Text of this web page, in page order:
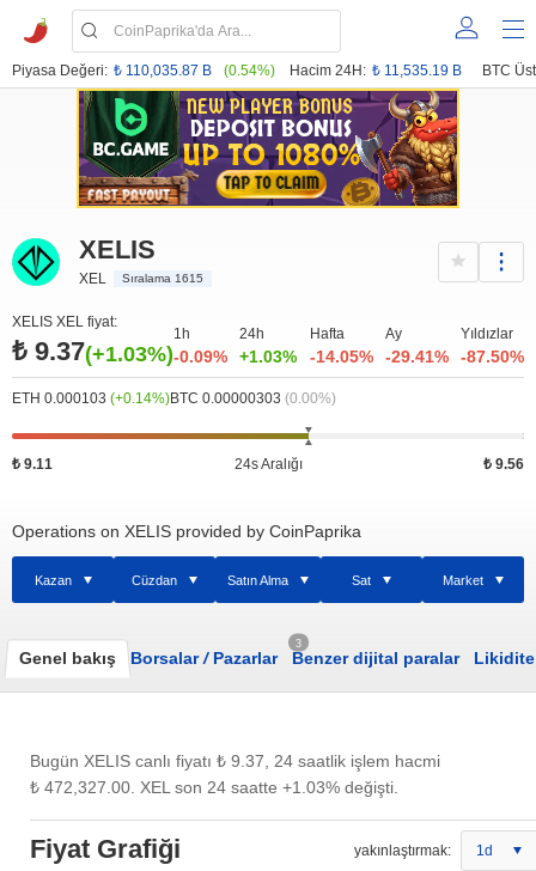
Piyasa Değeri: ₺ 110,035.87 B (0.54%) Hacim 24H: ₺ 11,535.19 B BTC
XELIS
XEL Sıralama 1615
XELIS XEL fiyat:
₺ 9.37(+1.03%)
1h
-0.09%
24h
+1.03%
Hafta
-14.05%
Ay
-29.41%
Yıldızlar
-87.50%
ETH 0.000103 (+0.14%)BTC 0.00000303 (0.00%)
₺ 9.11 24s Aralığı ₺ 9.56
Operations on XELIS provided by CoinPaprika
Kazan Cüzdan Satın Alma Sat Market
Genel bakış Borsalar/Pazarlar
3
Benzer dijital paralar Likidite
Bugün XELIS canlı fiyatı ₺ 9.37 , 24 saatlik işlem hacmi
₺ 472,327.00 . XEL son 24 saatte +1.03% değişti.
Fiyat Grafiği yakınlaştırmak: 1d